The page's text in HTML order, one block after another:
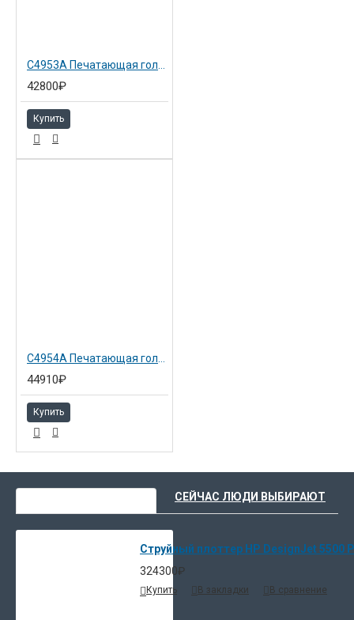
42800₽
Купить
44910₽
Купить
СЕЙЧАС ЛЮДИ ВЫБИРАЮТ
Струйный плоттер HP DesignJet 5500
324300₽
Купить В закладки В сравнение